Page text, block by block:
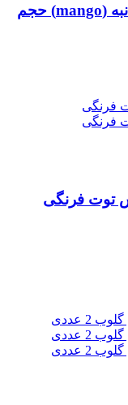
اسپری خوشبو کننده هوا ایفل رایحه انبه (mango) حجم